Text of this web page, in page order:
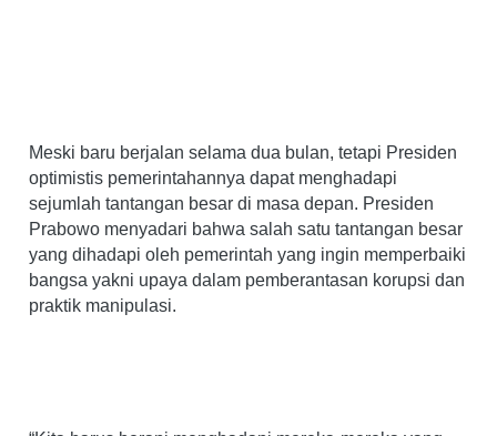
Meski baru berjalan selama dua bulan, tetapi Presiden
optimistis pemerintahannya dapat menghadapi
sejumlah tantangan besar di masa depan. Presiden
Prabowo menyadari bahwa salah satu tantangan besar
yang dihadapi oleh pemerintah yang ingin memperbaiki
bangsa yakni upaya dalam pemberantasan korupsi dan
praktik manipulasi.